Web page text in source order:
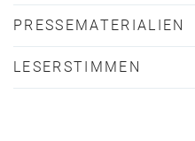
PRESSEMATERIALIEN
LESERSTIMMEN